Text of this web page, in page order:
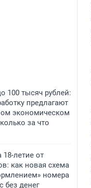
100 тысяч рублей:
предлагают
экономическом
за что
летие от
как новая схема
номера
без денег